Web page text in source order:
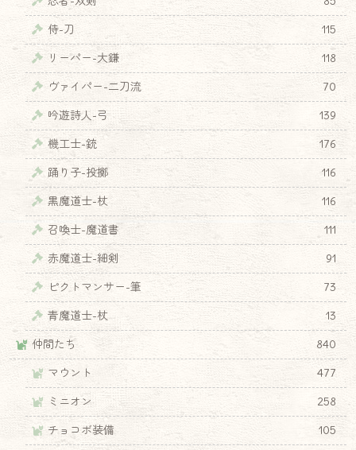
侍-刀
115
リーパー-大鎌
118
ヴァイパー-二刀流
70
吟遊詩人-弓
139
機工士-銃
176
踊り子-投擲
116
黒魔道士-杖
116
召喚士-魔道書
111
赤魔道士-細剣
91
ピクトマンサー-筆
73
青魔道士-杖
13
仲間たち
840
マウント
477
ミニオン
258
チョコボ装備
105